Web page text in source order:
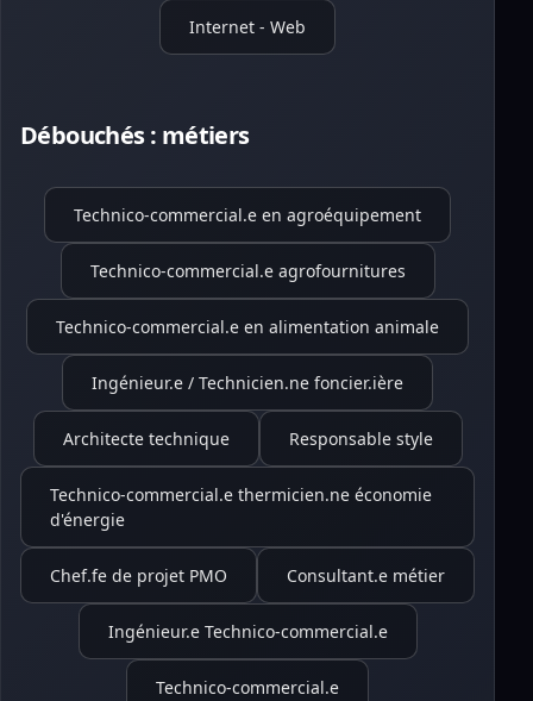
Internet - Web
Débouchés : métiers
Technico-commercial.e en agroéquipement
Technico-commercial.e agrofournitures
Technico-commercial.e en alimentation animale
Ingénieur.e / Technicien.ne foncier.ière
Architecte technique Responsable style
Technico-commercial.e thermicien.ne économie
d'énergie
Chef.fe de projet PMO Consultant.e métier
Ingénieur.e Technico-commercial.e
Technico-commercial.e